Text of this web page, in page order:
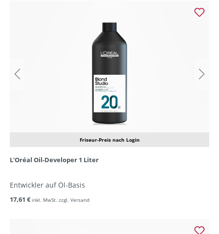
Friseur-Preis nach Login
L'Oréal Oil-Developer 1 Liter
Entwickler auf Öl-Basis
17,61 € inkl. MwSt. zzgl. Versand